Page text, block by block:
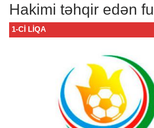
Hakimi təhqir edən
1-CI LIQA